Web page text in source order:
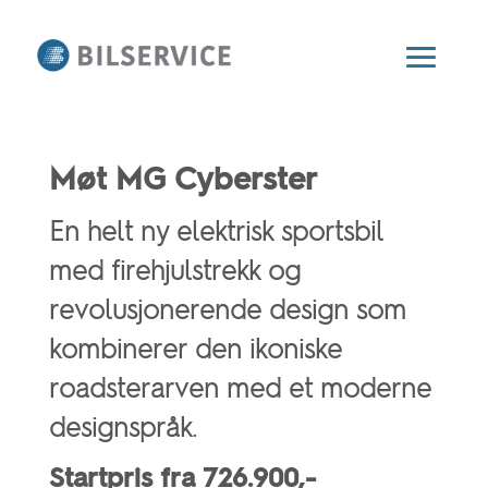
Møt MG Cyberster
En helt ny elektrisk sportsbil
med firehjulstrekk og
revolusjonerende design som
kombinerer den ikoniske
roadsterarven med et moderne
designspråk.
Startpris fra 726.900,-